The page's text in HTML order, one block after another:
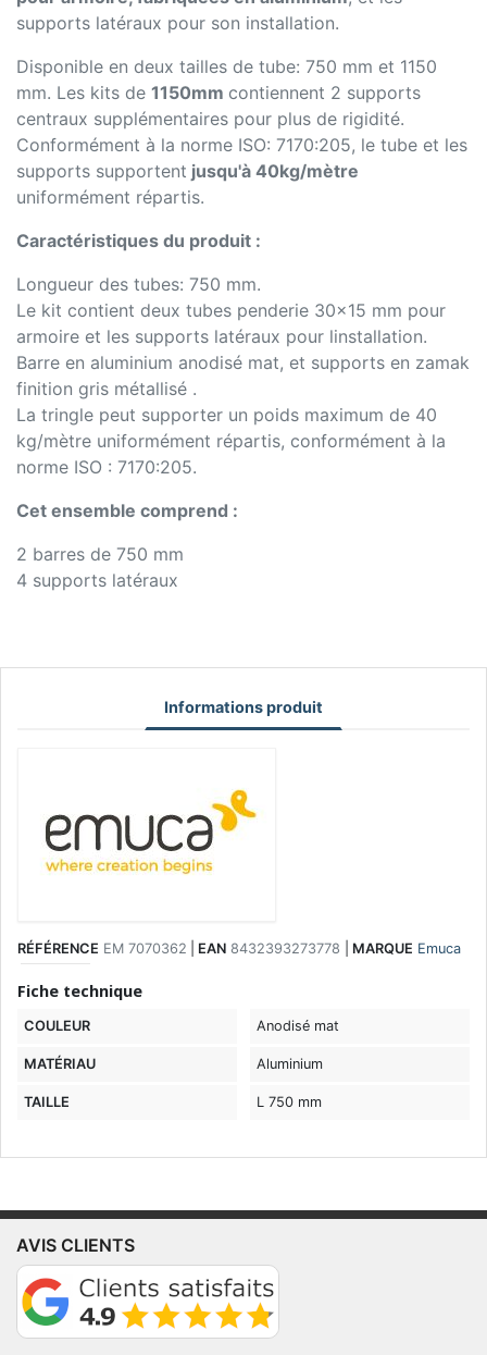
supports latéraux pour son installation.
Disponible en deux tailles de tube: 750 mm et 1150
mm. Les kits de 1150mm contiennent 2 supports
centraux supplémentaires pour plus de rigidité.
Conformément à la norme ISO: 7170:205, le tube et les
supports supportent jusqu'à 40kg/mètre
uniformément répartis.
Caractéristiques du produit :
Longueur des tubes: 750 mm.
Le kit contient deux tubes penderie 30x15 mm pour
armoire et les supports latéraux pour linstallation.
Barre en aluminium anodisé mat, et supports en zamak
finition gris métallisé .
La tringle peut supporter un poids maximum de 40
kg/mètre uniformément répartis, conformément à la
norme ISO : 7170:205.
Cet ensemble comprend :
2 barres de 750 mm
4 supports latéraux
Informations produit
RÉFÉRENCE EM 7070362 EAN 8432393273778 MARQUE Emuca
Fiche technique
COULEUR Anodisé mat
MATÉRIAU Aluminium
TAILLE L 750 mm
AVIS CLIENTS